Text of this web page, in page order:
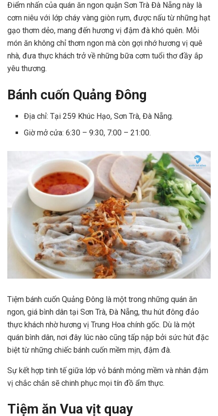
Điểm nhấn của quán ăn ngon quận Sơn Trà Đà Nẵng này là
cơm niêu với lớp cháy vàng giòn rụm, được nấu từ những hạt
gạo thơm dẻo, mang đến hương vị đậm đà khó quên. Mỗi
món ăn không chỉ thơm ngon mà còn gợi nhớ hương vị quê
nhà, đưa thực khách trở về những bữa cơm tuổi thơ đầy ắp
yêu thương.
Bánh cuốn Quảng Đông
Địa chỉ: Tại 259 Khúc Hạo, Sơn Trà, Đà Nẵng.
Giờ mở cửa: 6:30 – 9:30, 7:00 – 21:00.
Tiệm bánh cuốn Quảng Đông là một trong những quán ăn
ngon, giá bình dân tại Sơn Trà, Đà Nẵng, thu hút đông đảo
thực khách nhờ hương vị Trung Hoa chính gốc. Dù là một
quán bình dân, nơi đây lúc nào cũng tấp nập bởi sức hút đặc
biệt từ những chiếc bánh cuốn mềm mịn, đậm đà.
Sự kết hợp tinh tế giữa lớp vỏ bánh mỏng mềm và nhân đậm
vị chắc chắn sẽ chinh phục mọi tín đồ ẩm thực.
Tiệm ăn Vua vịt quay